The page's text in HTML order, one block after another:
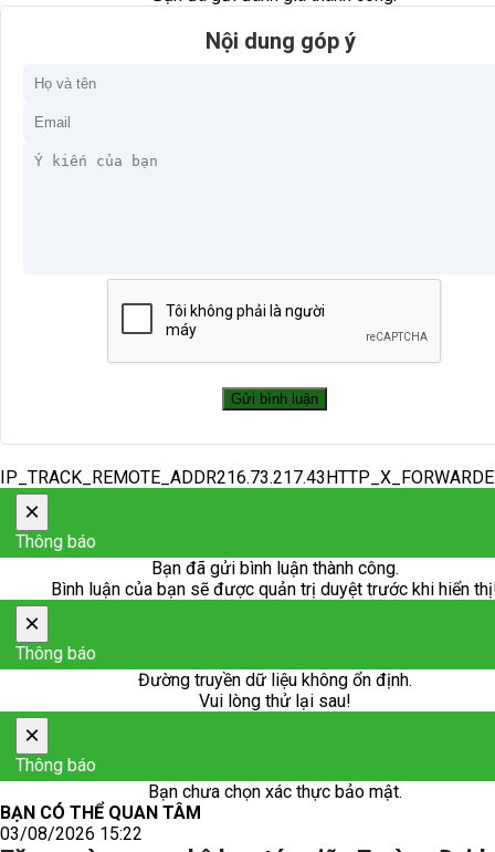
Nội dung góp ý
×
Thông báo
Bạn đã gửi bình luận thành công.
Bình luận của bạn sẽ được quản trị duyệt trước khi hiển
×
Thông báo
Đường truyền dữ liệu không ổn định.
Vui lòng thử lại sau!
×
Thông báo
Bạn chưa chọn xác thực bảo mật.
BẠN CÓ THỂ QUAN TÂM
03/08/2026 15:22